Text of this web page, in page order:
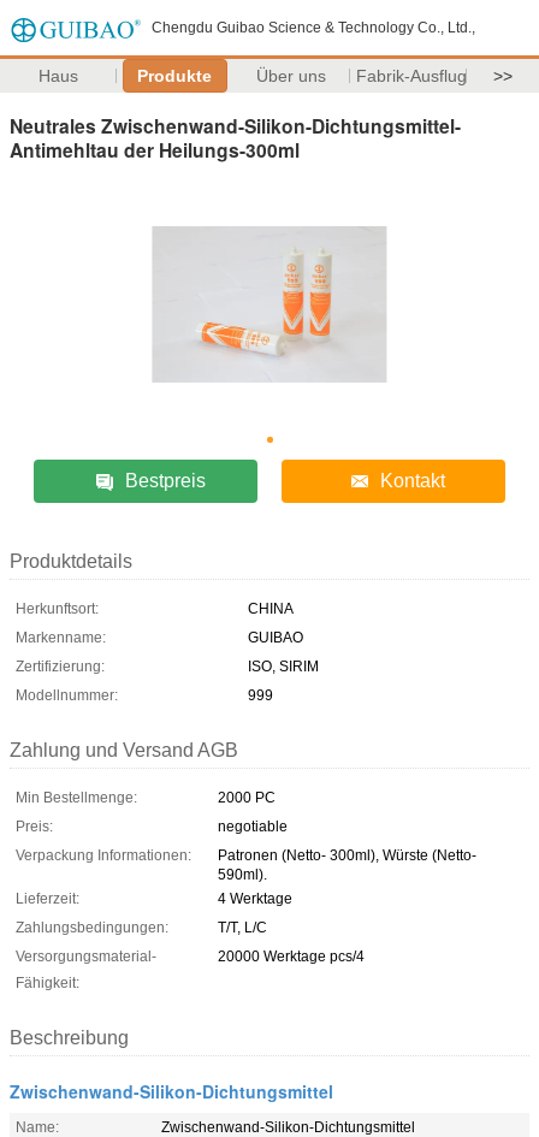
Chengdu Guibao Science & Technology Co., Ltd.,
Haus Produkte Über uns Fabrik-Ausflug >>
Neutrales Zwischenwand-Silikon-Dichtungsmittel-
Antimehltau der Heilungs-300ml
Bestpreis Kontakt
Produktdetails
Herkunftsort:
CHINA
Markenname:
GUIBAO
Zertifizierung:
ISO, SIRIM
Modellnummer:
999
Zahlung und Versand AGB
Min Bestellmenge:
2000 PC
Preis:
negotiable
Verpackung Informationen:
Patronen (Netto- 300ml), Würste (Netto-
590ml).
Lieferzeit:
4 Werktage
Zahlungsbedingungen:
T/T, L/C
Versorgungsmaterial-
Fähigkeit:
20000 Werktage pcs/4
Beschreibung
Zwischenwand-Silikon-Dichtungsmittel
Name:
Zwischenwand-Silikon-Dichtungsmittel